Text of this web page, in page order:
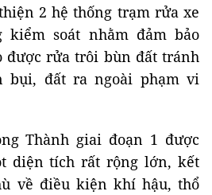
2 hệ thống trạm rửa xe
soát nhằm đảm bảo
được rửa trôi bùn đất tránh
bụi, đất ra ngoài phạm vi
Thành giai đoạn 1 được
diện tích rất rộng lớn, kết
về điều kiện khí hậu, thổ